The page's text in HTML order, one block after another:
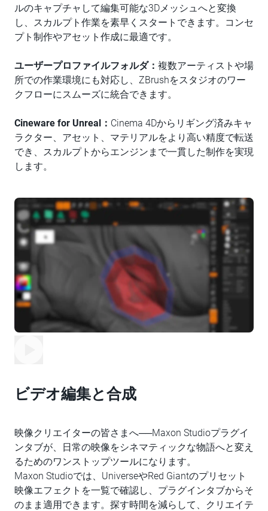
ルのキャプチャして編集可能な3Dメッシュへと変換
し、スカルプト作業を素早くスタートできます。コンセ
プト制作やアセット作成に最適です。
ユーザープロファイルフォルダ： 複数アーティストや場
所での作業環境にも対応し、ZBrushをスタジオのワー
クフローにスムーズに統合できます。
Cineware for Unreal： Cinema 4Dからリギング済みキャ
ラクター、アセット、マテリアルをより高い精度で転送
でき、スカルプトからエンジンまで一貫した制作を実現
します。
ビデオ編集と合成
映像クリエイターの皆さまへ──Maxon Studioプラグイ
ンタブが、日常の映像をシネマティックな物語へと変え
るためのワンストップツールになります。
Maxon Studioでは、UniverseやRed Giantのプリセット
映像エフェクトを一覧で確認し、プラグインタブからそ
のまま適用できます。探す時間を減らして、クリエイテ